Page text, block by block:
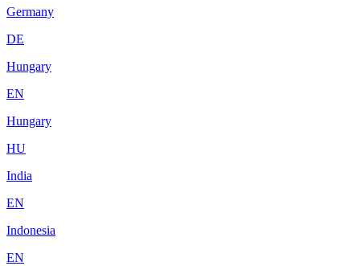
Germany
DE
Hungary
EN
Hungary
HU
India
EN
Indonesia
EN